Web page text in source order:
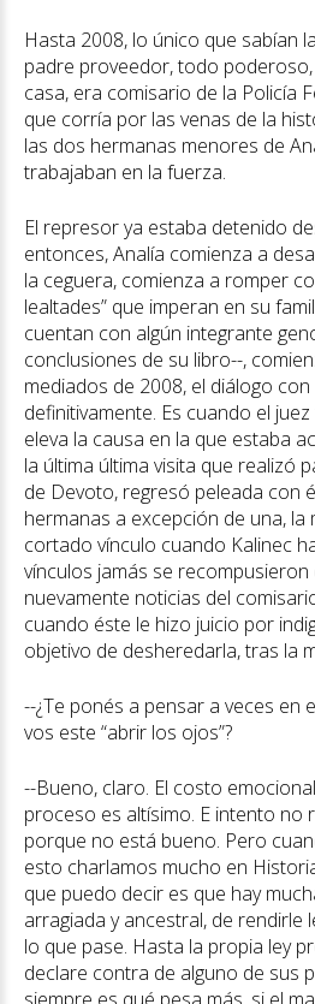
Hasta 2008, lo único que sabían
padre proveedor, todo
casa, era comisario de la Policía
que corría por las venas de la
las dos hermanas menores de
trabajaban en la fuerza.
El represor ya estaba detenido
entonces, Analía comienza a
la ceguera, comienza a romper
lealtades” que imperan en su
cuentan con algún integrante
conclusiones de su libro--,
mediados de 2008, el diálogo
definitivamente. Es cuando el
eleva la causa en la que estaba
la última última visita que realizó
de Devoto, regresó peleada con
hermanas a excepción de una, la
cortado vínculo cuando Kalinec
vínculos jamás se
nuevamente noticias del
cuando éste le hizo juicio por
objetivo de desheredarla, tras la
--¿Te ponés a pensar a veces en
vos este “abrir los ojos”?
--Bueno, claro. El costo
proceso es altísimo. E intento no
porque no está bueno. Pero
esto charlamos mucho en
que puedo decir es que hay
arragiada y ancestral, de rendirle
lo que pase. Hasta la propia ley
declare contra de alguno de sus